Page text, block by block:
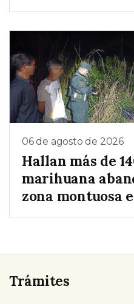
06 de agosto de 2026
Hallan más de
marihuana
zona montuosa
Trámites